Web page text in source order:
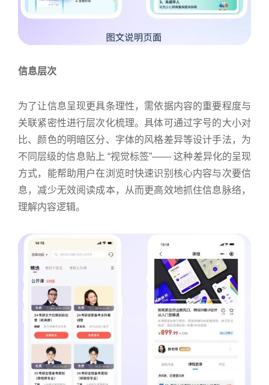
信息层次
为了让信息呈现更具条理性，需依据内容的重要程度与
关联紧密性进行层次化梳理。具体可通过字号的大小对
比、颜色的明暗区分、字体的风格差异等设计手法，为
不同层级的信息贴上 “视觉标签”—— 这种差异化的呈现
方式，能帮助用户在浏览时快速识别核心内容与次要信
息，减少无效阅读成本，从而更高效地抓住信息脉络，
理解内容逻辑。